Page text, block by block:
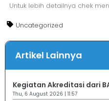
Untuk lebih detailnya chek
Uncategorized
Artikel Lainnya
Kegiatan Akreditasi dari
Thu, 6 August 2026 | 11:57